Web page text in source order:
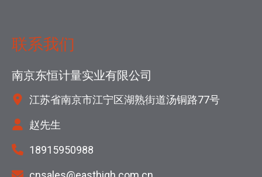
联系我们
南京东恒计量实业有限公司
江苏省南京市江宁区湖熟街道汤铜路77号
赵先生
18915950988